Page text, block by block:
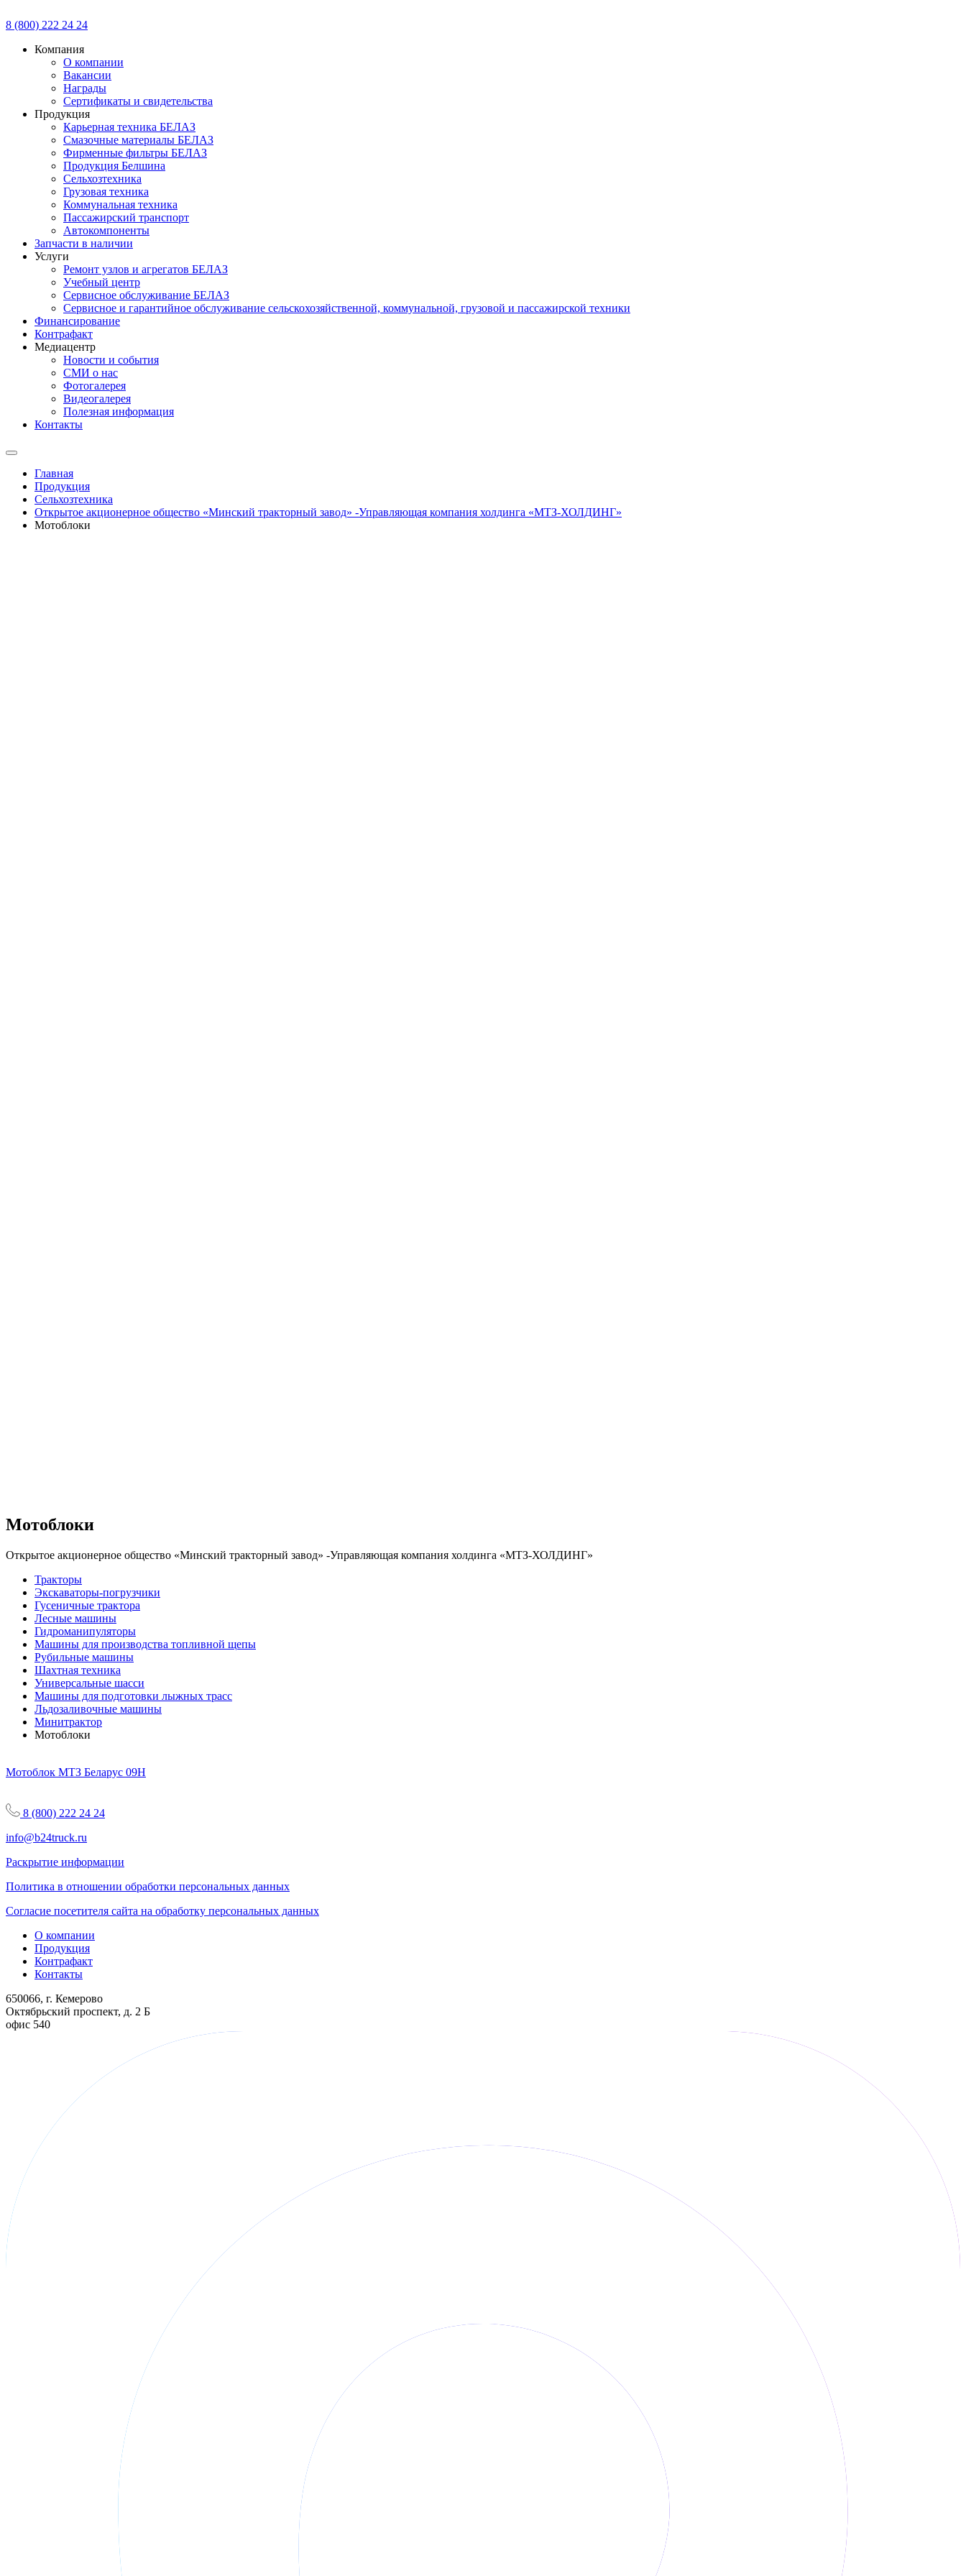
8 (800) 222 24 24
Компания
О компании
Вакансии
Награды
Сертификаты и свидетельства
Продукция
Карьерная техника БЕЛАЗ
Смазочные материалы БЕЛАЗ
Фирменные фильтры БЕЛАЗ
Продукция Белшина
Сельхозтехника
Грузовая техника
Коммунальная техника
Пассажирский транспорт
Автокомпоненты
Запчасти в наличии
Услуги
Ремонт узлов и агрегатов БЕЛАЗ
Учебный центр
Сервисное обслуживание БЕЛАЗ
Сервисное и гарантийное обслуживание сельскохозяйственной, коммунальной, грузовой и пассажирской техники
Финансирование
Контрафакт
Медиацентр
Новости и события
СМИ о нас
Фотогалерея
Видеогалерея
Полезная информация
Контакты
Главная
Продукция
Сельхозтехника
Открытое акционерное общество «Минский тракторный завод» -Управляющая компания холдинга «МТЗ-ХОЛДИНГ»
Мотоблоки
Мотоблоки
Открытое акционерное общество «Минский тракторный завод» -Управляющая компания холдинга «МТЗ-ХОЛДИНГ»
Тракторы
Экскаваторы-погрузчики
Гусеничные трактора
Лесные машины
Гидроманипуляторы
Машины для производства топливной щепы
Рубильные машины
Шахтная техника
Универсальные шасси
Машины для подготовки лыжных трасс
Льдозаливочные машины
Минитрактор
Мотоблоки
Мотоблок МТЗ Беларус 09Н
8 (800) 222 24 24
info@b24truck.ru
Раскрытие информации
Политика в отношении обработки персональных данных
Согласие посетителя сайта на обработку персональных данных
О компании
Продукция
Контрафакт
Контакты
650066, г. Кемерово
Октябрьский проспект, д. 2 Б
офис 540